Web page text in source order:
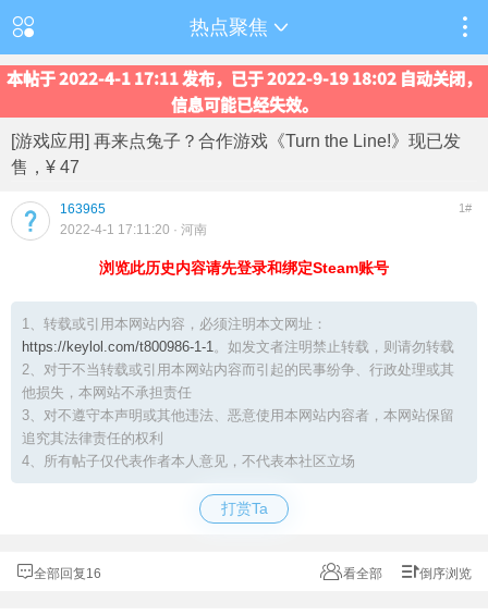
热点聚焦
本帖于 2022-4-1 17:11 发布，已于 2022-9-19 18:02 自动关闭，
信息可能已经失效。
[游戏应用] 再来点兔子？合作游戏《Turn the Line!》现已发
售，¥ 47
163965 1#
2022-4-1 17:11:20 · 河南
浏览此历史内容请先登录和绑定Steam账号
1、转载或引用本网站内容，必须注明本文网址：
https://keylol.com/t800986-1-1。如发文者注明禁止转载，则请勿转载
2、对于不当转载或引用本网站内容而引起的民事纷争、行政处理或其
他损失，本网站不承担责任
3、对不遵守本声明或其他违法、恶意使用本网站内容者，本网站保留
追究其法律责任的权利
4、所有帖子仅代表作者本人意见，不代表本社区立场
打赏Ta
全部回复16 看全部 倒序浏览